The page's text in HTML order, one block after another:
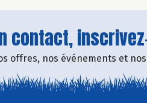
contact,
offres, nos événements et